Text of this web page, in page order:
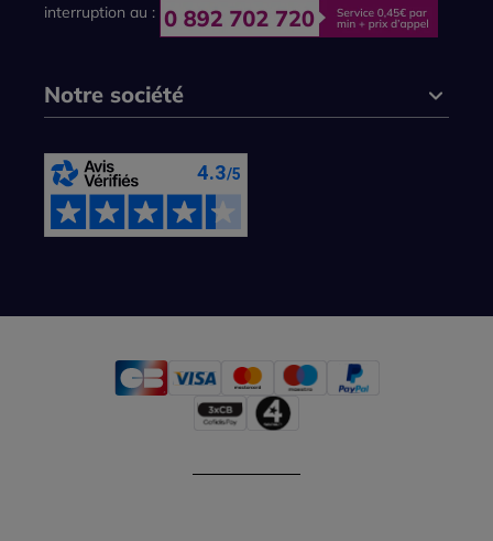
interruption au :
Notre société